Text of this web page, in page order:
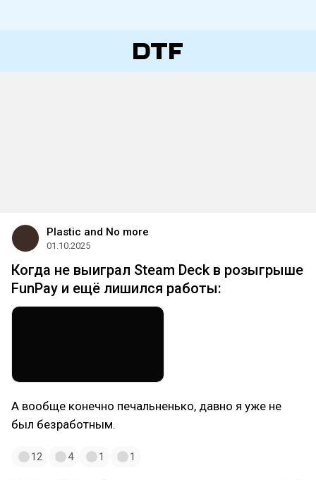
Plastic and No more
01.10.2025
Когда не выиграл Steam Deck в розыгрыше
FunPay и ещё лишился работы:
А вообще конечно печальненько, давно я уже не
был безработным.
12 4 1 1